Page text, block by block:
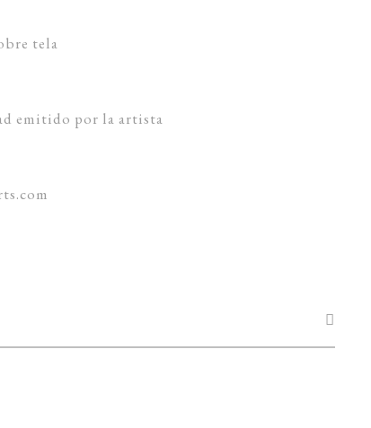
tela
emitido por la artista